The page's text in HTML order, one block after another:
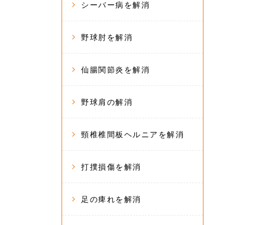
シーバー病を解消
野球肘を解消
仙腸関節炎を解消
野球肩の解消
頸椎椎間板ヘルニアを解消
打撲損傷を解消
足の痺れを解消